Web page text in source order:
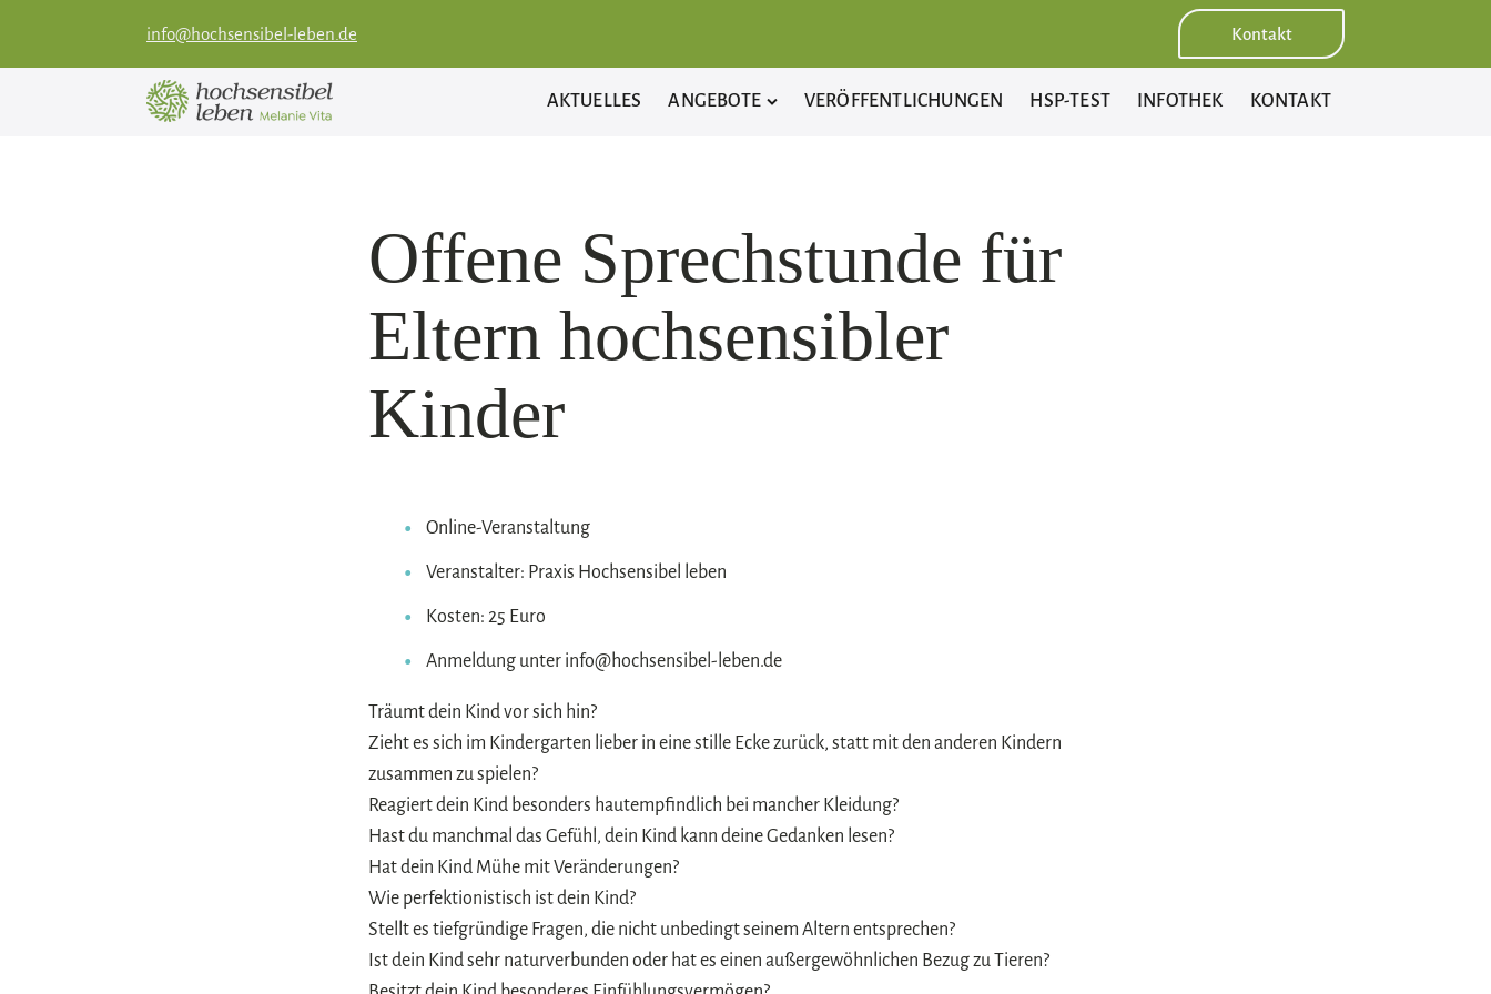
info@hochsensibel-leben.de Kontakt
AKTUELLES ANGEBOTE VERÖFFENTLICHUNGEN HSP-TEST INFOTHEK KONTAKT
Offene Sprechstunde für
Eltern hochsensibler
Kinder
Online-Veranstaltung
Veranstalter: Praxis Hochsensibel leben
Kosten: 25 Euro
Anmeldung unter info@hochsensibel-leben.de
Träumt dein Kind vor sich hin?
Zieht es sich im Kindergarten lieber in eine stille Ecke zurück, statt mit den anderen Kindern
zusammen zu spielen?
Reagiert dein Kind besonders hautempfindlich bei mancher Kleidung?
Hast du manchmal das Gefühl, dein Kind kann deine Gedanken lesen?
Hat dein Kind Mühe mit Veränderungen?
Wie perfektionistisch ist dein Kind?
Stellt es tiefgründige Fragen, die nicht unbedingt seinem Altern entsprechen?
Ist dein Kind sehr naturverbunden oder hat es einen außergewöhnlichen Bezug zu Tieren?